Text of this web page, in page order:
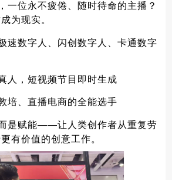
一位永不疲倦、随时待命的主播？
为现实。
速数字人、闪创数字人、卡通数字
人，短视频节目即时生成
培、直播电商的全能选手
是赋能——让人类创作者从重复劳
有价值的创意工作。